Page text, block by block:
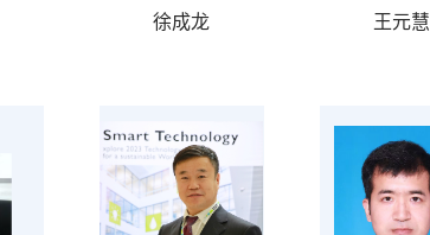
徐成龙 王元慧